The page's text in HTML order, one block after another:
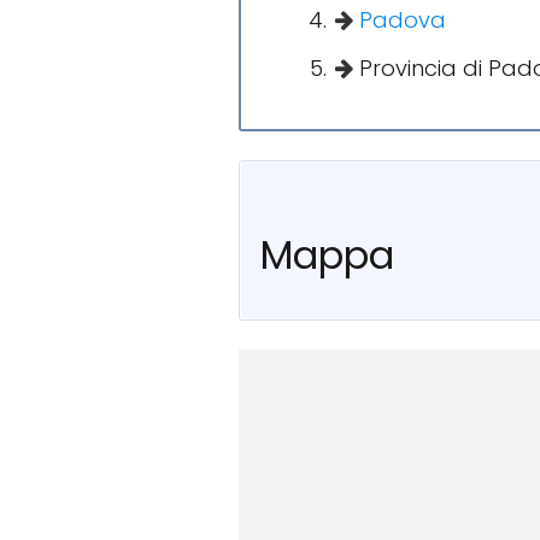
Padova
Provincia di
Mappa